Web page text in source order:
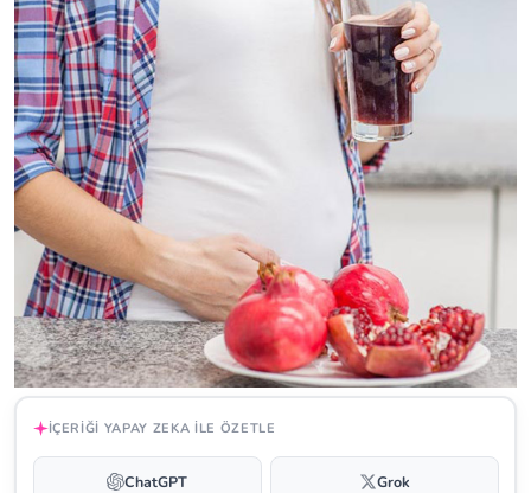
İÇERIĞI YAPAY ZEKA ILE ÖZETLE
ChatGPT Grok